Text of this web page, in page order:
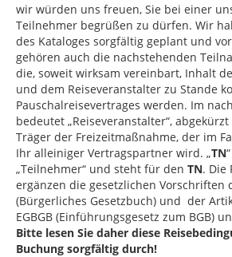
wir würden uns freuen, Sie bei einer
Teilnehmer begrüßen zu dürfen. Wir
des Kataloges sorgfältig geplant und
gehören auch die nachstehenden
die, soweit wirksam vereinbart, Inhalt
und dem Reiseveranstalter zu Stande
Pauschalreisevertrages werden. Im
bedeutet „Reiseveranstalter“, abgekürzt
Träger der Freizeitmaßnahme, der im
Ihr alleiniger Vertragspartner wird. „TN
„Teilnehmer“ und steht für den TN. Die
ergänzen die gesetzlichen Vorschriften
(Bürgerliches Gesetzbuch) und der
EGBGB (Einführungsgesetz zum BGB)
Bitte lesen Sie daher diese
Buchung sorgfältig durch!